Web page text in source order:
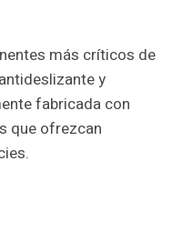
más críticos de
y
fabricada con
que ofrezcan